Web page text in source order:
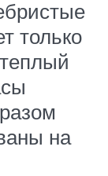
только
на